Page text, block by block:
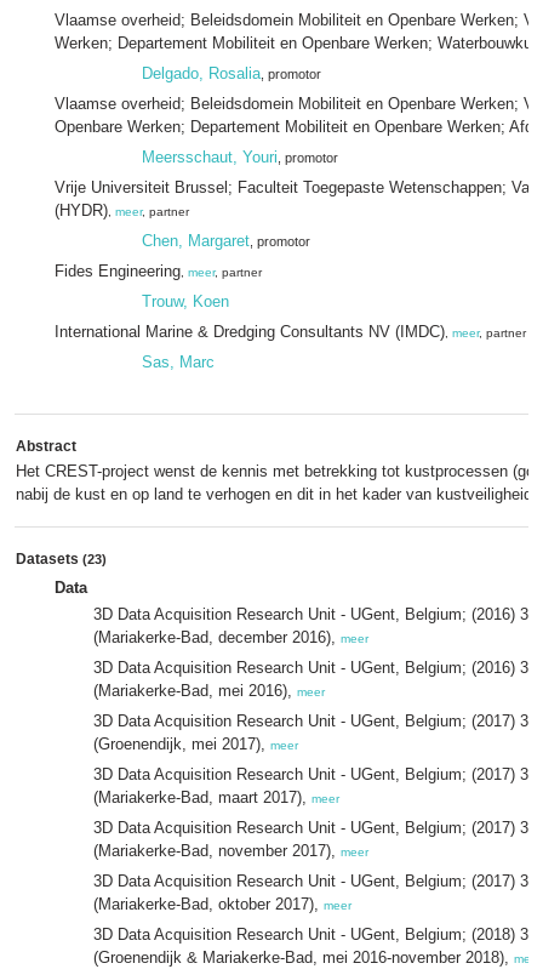
Vlaamse overheid; Beleidsdomein Mobiliteit en Openbare Werken;
Werken; Departement Mobiliteit en Openbare Werken;
Delgado, Rosalia , promotor
Vlaamse overheid; Beleidsdomein Mobiliteit en Openbare Werken;
Openbare Werken; Departement Mobiliteit en Openbare Werken;
Meersschaut, Youri , promotor
Vrije Universiteit Brussel; Faculteit Toegepaste Wetenschappen;
(HYDR) meer, partner
Chen, Margaret , promotor
Fides Engineering meer, partner
Trouw, Koen
International Marine & Dredging Consultants NV (IMDC) meer, partner
Sas, Marc
Abstract
Het CREST-project wenst de kennis met betrekking tot kustprocessen
nabij de kust en op land te verhogen en dit in het kader van kustveiligheid.
Datasets (23)
Data
3D Data Acquisition Research Unit - UGent, Belgium; (2016)
(Mariakerke-Bad, december 2016), meer
3D Data Acquisition Research Unit - UGent, Belgium; (2016)
(Mariakerke-Bad, mei 2016), meer
3D Data Acquisition Research Unit - UGent, Belgium; (2017)
(Groenendijk, mei 2017), meer
3D Data Acquisition Research Unit - UGent, Belgium; (2017)
(Mariakerke-Bad, maart 2017), meer
3D Data Acquisition Research Unit - UGent, Belgium; (2017)
(Mariakerke-Bad, november 2017), meer
3D Data Acquisition Research Unit - UGent, Belgium; (2017)
(Mariakerke-Bad, oktober 2017), meer
3D Data Acquisition Research Unit - UGent, Belgium; (2018)
(Groenendijk & Mariakerke-Bad, mei 2016-november 2018), meer